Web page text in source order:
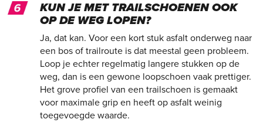
KUN JE MET TRAILSCHOENEN OOK
OP DE WEG LOPEN?
Ja, dat kan. Voor een kort stuk asfalt onderweg naar
een bos of trailroute is dat meestal geen probleem.
Loop je echter regelmatig langere stukken op de
weg, dan is een gewone loopschoen vaak prettiger.
Het grove profiel van een trailschoen is gemaakt
voor maximale grip en heeft op asfalt weinig
toegevoegde waarde.